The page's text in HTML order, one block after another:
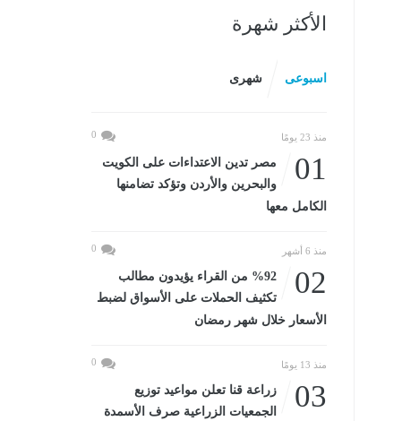
الأكثر شهرة
اسبوعى شهرى
منذ 23 يومًا 0
01
مصر تدين الاعتداءات على الكويت
والبحرين والأردن وتؤكد تضامنها
الكامل معها
منذ 6 أشهر 0
02
%92 من القراء يؤيدون مطالب
تكثيف الحملات على الأسواق لضبط
الأسعار خلال شهر رمضان
منذ 13 يومًا 0
03
زراعة قنا تعلن مواعيد توزيع
الجمعيات الزراعية صرف الأسمدة